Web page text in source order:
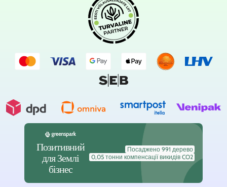
Позитивний
для Землі
бізнес
Посаджено 991 дерево
0,05 тонни компенсації викидів CO2